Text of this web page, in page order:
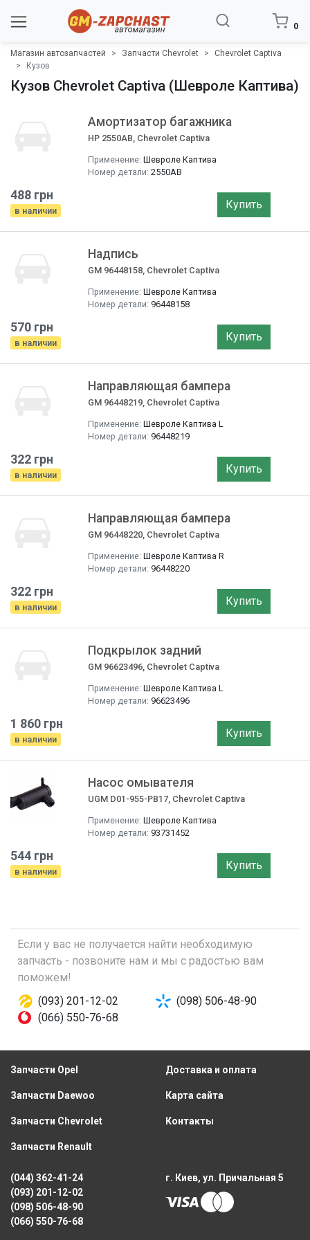
0
Магазин автозапчастей Запчасти Chevrolet
Chevrolet Captiva
Кузов
Кузов Chevrolet Captiva (Шевроле Каптива)
Амортизатор багажника
НР 2550AB, Chevrolet Captiva
Применение: Шевроле Каптива
Номер детали: 2550AB
488 грн
в наличии Купить
Надпись
GM 96448158, Chevrolet Captiva
Применение: Шевроле Каптива
Номер детали: 96448158
570 грн
в наличии Купить
Направляющая бампера
GM 96448219, Chevrolet Captiva
Применение: Шевроле Каптива L
Номер детали: 96448219
322 грн
в наличии Купить
Направляющая бампера
GM 96448220, Chevrolet Captiva
Применение: Шевроле Каптива R
Номер детали: 96448220
322 грн
в наличии Купить
Подкрылок задний
GM 96623496, Chevrolet Captiva
Применение: Шевроле Каптива L
Номер детали: 96623496
1 860 грн
в наличии Купить
Насос омывателя
UGM D01-955-PB17, Chevrolet Captiva
Применение: Шевроле Каптива
Номер детали: 93731452
544 грн
в наличии Купить
Если у вас не получается найти необходимую
запчасть - позвоните нам и мы с радостью вам
поможем!
(093) 201-12-02
(098) 506-48-90
(066) 550-76-68
Запчасти Opel
Запчасти Daewoo
Запчасти Chevrolet
Запчасти Renault
Доставка и оплата
Карта сайта
Контакты
(044) 362-41-24
(093) 201-12-02
(098) 506-48-90
(066) 550-76-68
г. Киев, ул. Причальная 5